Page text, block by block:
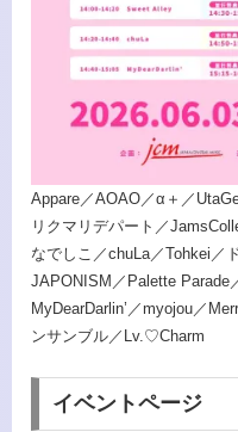
Appare／AOAO／α＋／
リクマリデパート／
なでしこ／chuLa／Tohkei／
JAPONISM／Palette Parade
MyDearDarlin’／myojou／
ンサンブル／Lv.♡Charm
イベントページ